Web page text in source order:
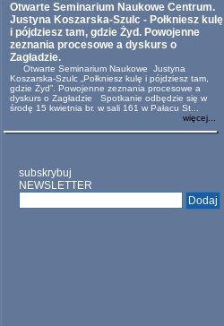
Otwarte Seminarium Naukowe Centrum.
Justyna Koszarska-Szulc - Połkniesz kulę
i pójdziesz tam, gdzie Żyd. Powojenne
zeznania procesowe a dyskurs o
Zagładzie.
Otwarte Seminarium Naukowe Justyna
Koszarska-Szulc „Połkniesz kulę i pójdziesz tam,
gdzie Żyd”. Powojenne zeznania procesowe a
dyskurs o Zagładzie Spotkanie odbędzie się w
środę 15 kwietnia br. w sali 161 w Pałacu St...
więcej...
subskrybuj
NEWSLETTER